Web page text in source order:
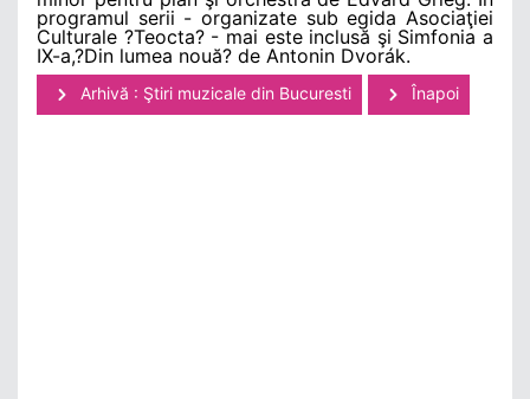
programul serii - organizate sub egida Asociaţiei
Culturale ?Teocta? - mai este inclusă şi Simfonia a
IX-a,?Din lumea nouă? de Antonin Dvorák.
Arhivă : Ştiri muzicale din Bucuresti Înapoi